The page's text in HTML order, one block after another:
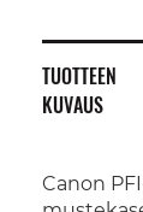
TUOTTEEN
KUVAUS
Canon